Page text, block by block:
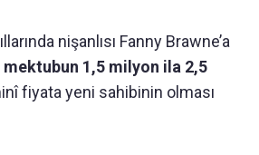
nişanlısı Fanny Brawne’a
1,5 milyon ila 2,5
fiyata yeni sahibinin olması